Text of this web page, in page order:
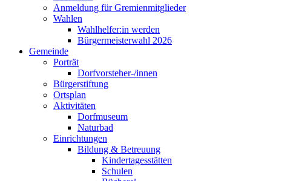
Anmeldung für Gremienmitglieder
Wahlen
Wahlhelfer:in werden
Bürgermeisterwahl 2026
Gemeinde
Porträt
Dorfvorsteher-/innen
Bürgerstiftung
Ortsplan
Aktivitäten
Dorfmuseum
Naturbad
Einrichtungen
Bildung & Betreuung
Kindertagesstätten
Schulen